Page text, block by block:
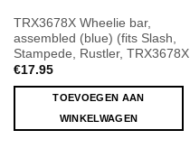
TRX3678X Wheelie bar,
assembled (blue) (fits Slash,
Stampede, Rustler, TRX3678X
€17.95
TOEVOEGEN AAN
WINKELWAGEN